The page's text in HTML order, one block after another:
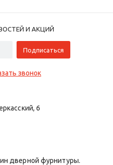
И АКЦИЙ
звонок
6
дверной фурнитуры.